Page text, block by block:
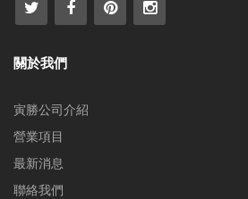
關於我們
寅勝公司介紹
營業項目
最新消息
聯絡我們